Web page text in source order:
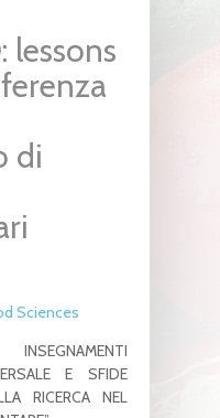
lessons
di
Sciences
E SFIDE
RICERCA NEL